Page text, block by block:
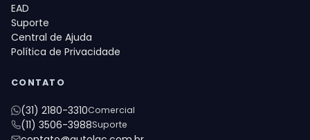
EAD
Suporte
Central de Ajuda
Política de Privacidade
CONTATO
(31) 2180-3310Comercial
(11) 3506-3988Suporte